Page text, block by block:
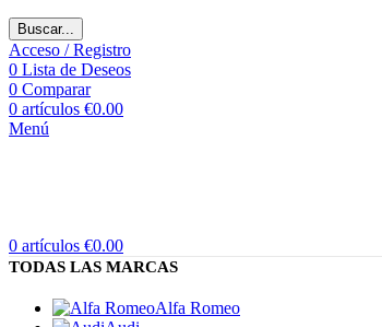
Buscar...
Acceso / Registro
0 Lista de Deseos
0 Comparar
0 artículos €0.00
Menú
0 artículos €0.00
TODAS LAS MARCAS
Alfa Romeo